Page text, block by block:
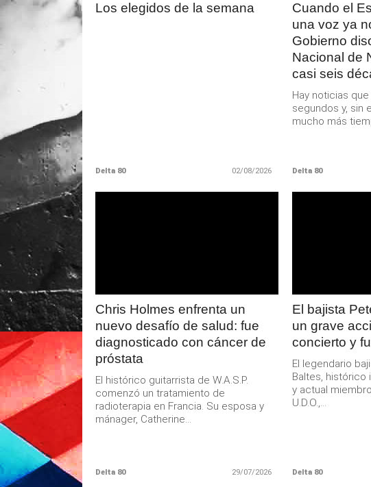
Los elegidos de la semana
Delta 80 02/08/2026
Cuando el
una voz ya
Gobierno
Nacional de
casi seis
Hay noticias
segundos y, sin
mucho más
Delta 80
Chris Holmes enfrenta un
nuevo desafío de salud: fue
diagnosticado con cáncer de
próstata
El histórico guitarrista de W.A.S.P.
comenzó un tratamiento de
radioterapia en Francia. Su esposa y
mánager, Catherine...
Delta 80 29/07/2026
El bajista
un grave
concierto y
El legendario
Baltes,
y actual
U.D.O.,...
Delta 80